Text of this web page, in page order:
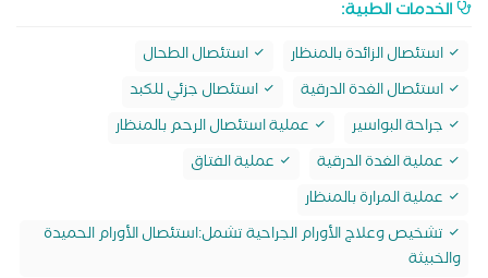
الخدمات الطبية:
استئصال الزائدة بالمنظار
استئصال الطحال
استئصال الغدة الدرقية
استئصال جزئي للكبد
جراحة البواسير
عملية استئصال الرحم بالمنظار
عملية الغدة الدرقية
عملية الفتاق
عملية المرارة بالمنظار
تشخيص وعلاج الأورام الجراحية تشمل:استئصال الأورام الحميدة
والخبيثة